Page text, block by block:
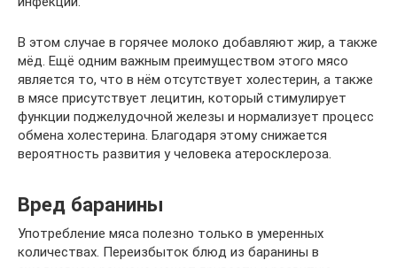
В этом случае в горячее молоко добавляют жир, а также
мёд. Ещё одним важным преимуществом этого мясо
является то, что в нём отсутствует холестерин, а также
в мясе присутствует лецитин, который стимулирует
функции поджелудочной железы и нормализует процесс
обмена холестерина. Благодаря этому снижается
вероятность развития у человека атеросклероза.
Вред баранины
Употребление мяса полезно только в умеренных
количествах. Переизбыток блюд из баранины в